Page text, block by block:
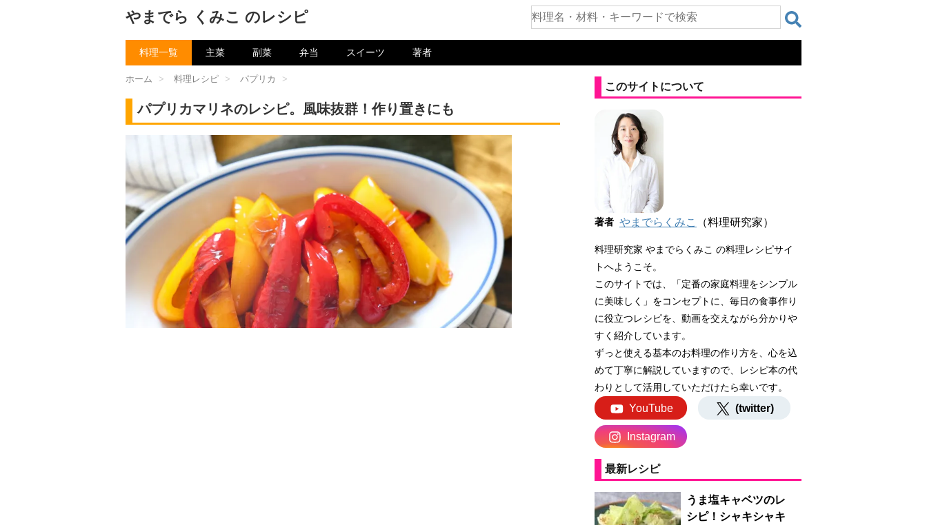
やまでら くみこ のレシピ
料理一覧 主菜 副菜 弁当 スイーツ 著者
ホーム > 料理レシピ > パプリカ >
パプリカマリネのレシピ。風味抜群！作り置きにも
このサイトについて
著者 やまでらくみこ （料理研究家）
料理研究家 やまでらくみこ の料理レシピサイ
トへようこそ。
このサイトでは、「定番の家庭料理をシンプル
に美味しく」をコンセプトに、毎日の食事作り
に役立つレシピを、動画を交えながら分かりや
すく紹介しています。
ずっと使える基本のお料理の作り方を、心を込
めて丁寧に解説していますので、レシピ本の代
わりとして活用していただけたら幸いです。
YouTube (twitter)
Instagram
最新レシピ
うま塩キャベツのレ
シピ！シャキシャキ